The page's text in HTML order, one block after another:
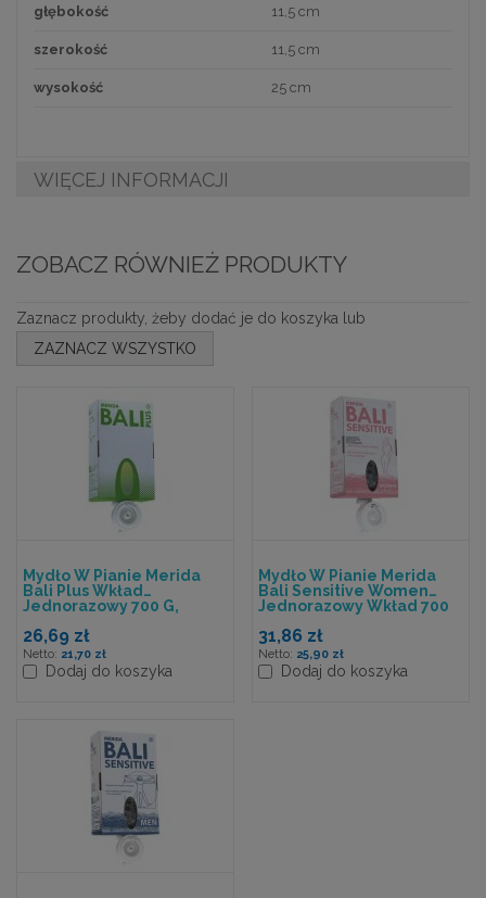
głębokość 11,5 cm
szerokość 11,5 cm
wysokość 25 cm
WIĘCEJ INFORMACJI
ZOBACZ RÓWNIEŻ PRODUKTY
Zaznacz produkty, żeby dodać je do koszyka lub
ZAZNACZ WSZYSTKO
Mydło W Pianie Merida
Bali Plus Wkład
Jednorazowy 700 G,
26,69 zł
21,70 zł
Dodaj do koszyka
Mydło W Pianie Merida
Bali Sensitive Women
Jednorazowy Wkład 700
31,86 zł
25,90 zł
Dodaj do koszyka